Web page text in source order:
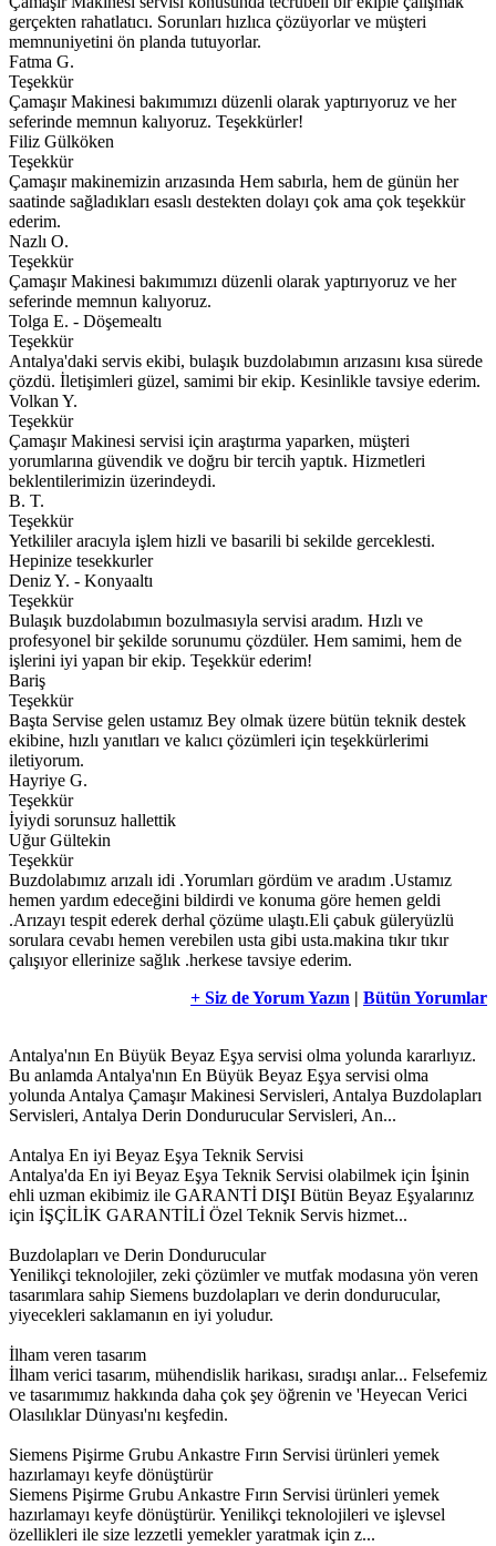
gerçekten rahatlatıcı. Sorunları hızlıca çözüyorlar ve müşteri
memnuniyetini ön planda tutuyorlar.
Fatma G.
Teşekkür
Çamaşır Makinesi bakımımızı düzenli olarak yaptırıyoruz ve her
seferinde memnun kalıyoruz. Teşekkürler!
Filiz Gülköken
Teşekkür
Çamaşır makinemizin arızasında Hem sabırla, hem de günün her
saatinde sağladıkları esaslı destekten dolayı çok ama çok teşekkür
ederim.
Nazlı O.
Teşekkür
Çamaşır Makinesi bakımımızı düzenli olarak yaptırıyoruz ve her
seferinde memnun kalıyoruz.
Tolga E. - Döşemealtı
Teşekkür
Antalya'daki servis ekibi, bulaşık buzdolabımın arızasını kısa sürede
çözdü. İletişimleri güzel, samimi bir ekip. Kesinlikle tavsiye ederim.
Volkan Y.
Teşekkür
Çamaşır Makinesi servisi için araştırma yaparken, müşteri
yorumlarına güvendik ve doğru bir tercih yaptık. Hizmetleri
beklentilerimizin üzerindeydi.
B. T.
Teşekkür
Yetkililer aracıyla işlem hizli ve basarili bi sekilde gerceklesti.
Hepinize tesekkurler
Deniz Y. - Konyaaltı
Teşekkür
Bulaşık buzdolabımın bozulmasıyla servisi aradım. Hızlı ve
profesyonel bir şekilde sorunumu çözdüler. Hem samimi, hem de
işlerini iyi yapan bir ekip. Teşekkür ederim!
Bariş
Teşekkür
Başta Servise gelen ustamız Bey olmak üzere bütün teknik destek
ekibine, hızlı yanıtları ve kalıcı çözümleri için teşekkürlerimi
iletiyorum.
Hayriye G.
Teşekkür
İyiydi sorunsuz hallettik
Uğur Gültekin
Teşekkür
Buzdolabımız arızalı idi .Yorumları gördüm ve aradım .Ustamız
hemen yardım edeceğini bildirdi ve konuma göre hemen geldi
.Arızayı tespit ederek derhal çözüme ulaştı.Eli çabuk güleryüzlü
sorulara cevabı hemen verebilen usta gibi usta.makina tıkır tıkır
çalışıyor ellerinize sağlık .herkese tavsiye ederim.
+ Siz de Yorum Yazın | Bütün Yorumlar
Antalya'nın En Büyük Beyaz Eşya servisi olma yolunda kararlıyız.
Bu anlamda Antalya'nın En Büyük Beyaz Eşya servisi olma
yolunda Antalya Çamaşır Makinesi Servisleri, Antalya Buzdolapları
Servisleri, Antalya Derin Dondurucular Servisleri, An...
Antalya En iyi Beyaz Eşya Teknik Servisi
Antalya'da En iyi Beyaz Eşya Teknik Servisi olabilmek için İşinin
ehli uzman ekibimiz ile GARANTİ DIŞI Bütün Beyaz Eşyalarınız
için İŞÇİLİK GARANTİLİ Özel Teknik Servis hizmet...
Buzdolapları ve Derin Dondurucular
Yenilikçi teknolojiler, zeki çözümler ve mutfak modasına yön veren
tasarımlara sahip Siemens buzdolapları ve derin dondurucular,
yiyecekleri saklamanın en iyi yoludur.
İlham veren tasarım
İlham verici tasarım, mühendislik harikası, sıradışı anlar... Felsefemiz
ve tasarımımız hakkında daha çok şey öğrenin ve 'Heyecan Verici
Olasılıklar Dünyası'nı keşfedin.
Siemens Pişirme Grubu Ankastre Fırın Servisi ürünleri yemek
hazırlamayı keyfe dönüştürür
Siemens Pişirme Grubu Ankastre Fırın Servisi ürünleri yemek
hazırlamayı keyfe dönüştürür. Yenilikçi teknolojileri ve işlevsel
özellikleri ile size lezzetli yemekler yaratmak için z...